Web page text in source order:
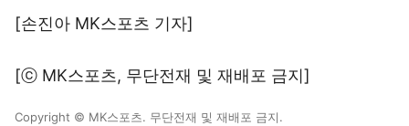
[손진아 MK스포츠 기자]
[ⓒ MK스포츠, 무단전재 및 재배포 금지]
Copyright © MK스포츠. 무단전재 및 재배포 금지.